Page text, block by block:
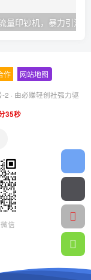
作 网站地图
-2 · 由必赚轻创社强力驱
36秒
信